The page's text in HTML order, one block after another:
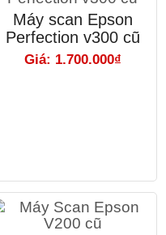
Máy scan Epson
Perfection v300 cũ
Giá: 1.700.000₫